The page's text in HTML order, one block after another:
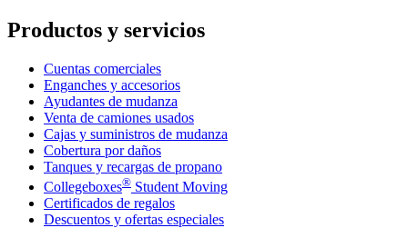
Productos y servicios
Cuentas comerciales
Enganches y accesorios
Ayudantes de mudanza
Venta de camiones usados
Cajas y suministros de mudanza
Cobertura por daños
Tanques y recargas de propano
Collegeboxes® Student Moving
Certificados de regalos
Descuentos y ofertas especiales